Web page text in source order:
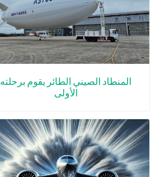
المنطاد الصيني الطائر يقوم برحلته
الأولى